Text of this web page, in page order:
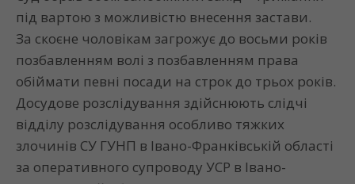
під вартою з можливістю внесення застави.
За скоєне чоловікам загрожує до восьми років
позбавленням волі з позбавленням права
обіймати певні посади на строк до трьох років.
Досудове розслідування здійснюють слідчі
відділу розслідування особливо тяжких
злочинів СУ ГУНП в Івано-Франківській області
за оперативного супроводу УСР в Івано-